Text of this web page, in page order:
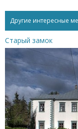
Другие интересные
Старый замок